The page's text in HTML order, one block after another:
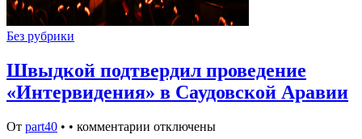
Без рубрики
Швыдкой подтвердил проведение
«Интервидения» в Саудовской Аравии
От part40 • • комментарии отключены